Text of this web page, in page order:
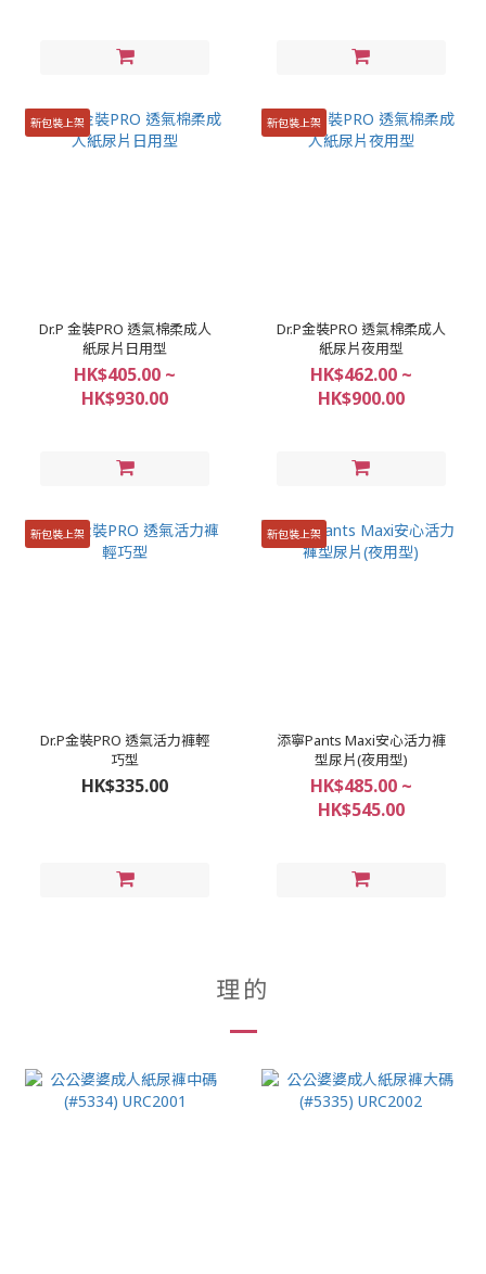
新包裝上架
Dr.P 金裝PRO 透氣棉柔成人
紙尿片日用型
HK$405.00 ~
HK$930.00
新包裝上架
Dr.P金裝PRO 透氣棉柔成人
紙尿片夜用型
HK$462.00 ~
HK$900.00
新包裝上架
Dr.P金裝PRO 透氣活力褲輕
巧型
HK$335.00
新包裝上架
添寧Pants Maxi安心活力褲
型尿片(夜用型)
HK$485.00 ~
HK$545.00
理的